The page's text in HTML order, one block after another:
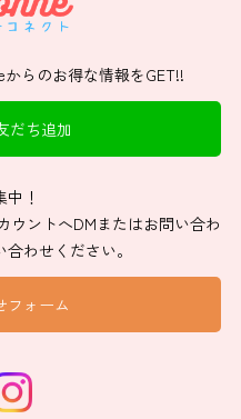
らのお得な情報をGET!!
だち追加
中！
ウントへDMまたはお問い合わ
わせください。
フォーム